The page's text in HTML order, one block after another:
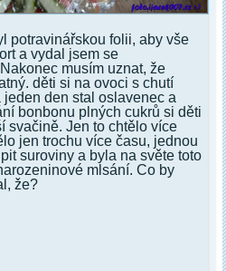
potravinářskou folii, aby vše
a vydal jsem se
musím uznat, že
děti si na ovoci s chutí
den stal oslavenec a
bonbonu plných cukrů si děti
svačině. Jen to chtělo více
jen trochu více času, jednou
suroviny a byla na světe toto
mlsání. Co by
že?